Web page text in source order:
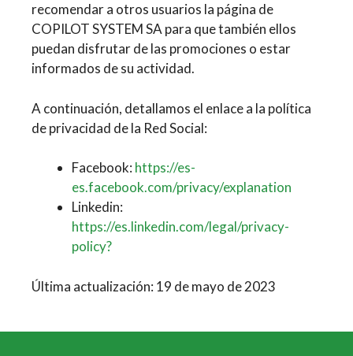
recomendar a otros usuarios la página de
COPILOT SYSTEM SA para que también ellos
puedan disfrutar de las promociones o estar
informados de su actividad.
A continuación, detallamos el enlace a la política
de privacidad de la Red Social:
Facebook: https://es-
es.facebook.com/privacy/explanation
Linkedin:
https://es.linkedin.com/legal/privacy-
policy?
Última actualización: 19 de mayo de 2023